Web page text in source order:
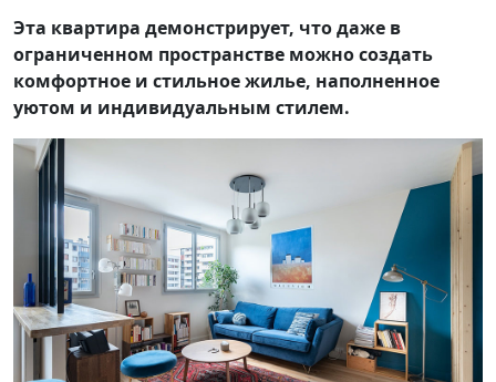
Эта квартира демонстрирует, что даже в
ограниченном пространстве можно создать
комфортное и стильное жилье, наполненное
уютом и индивидуальным стилем.